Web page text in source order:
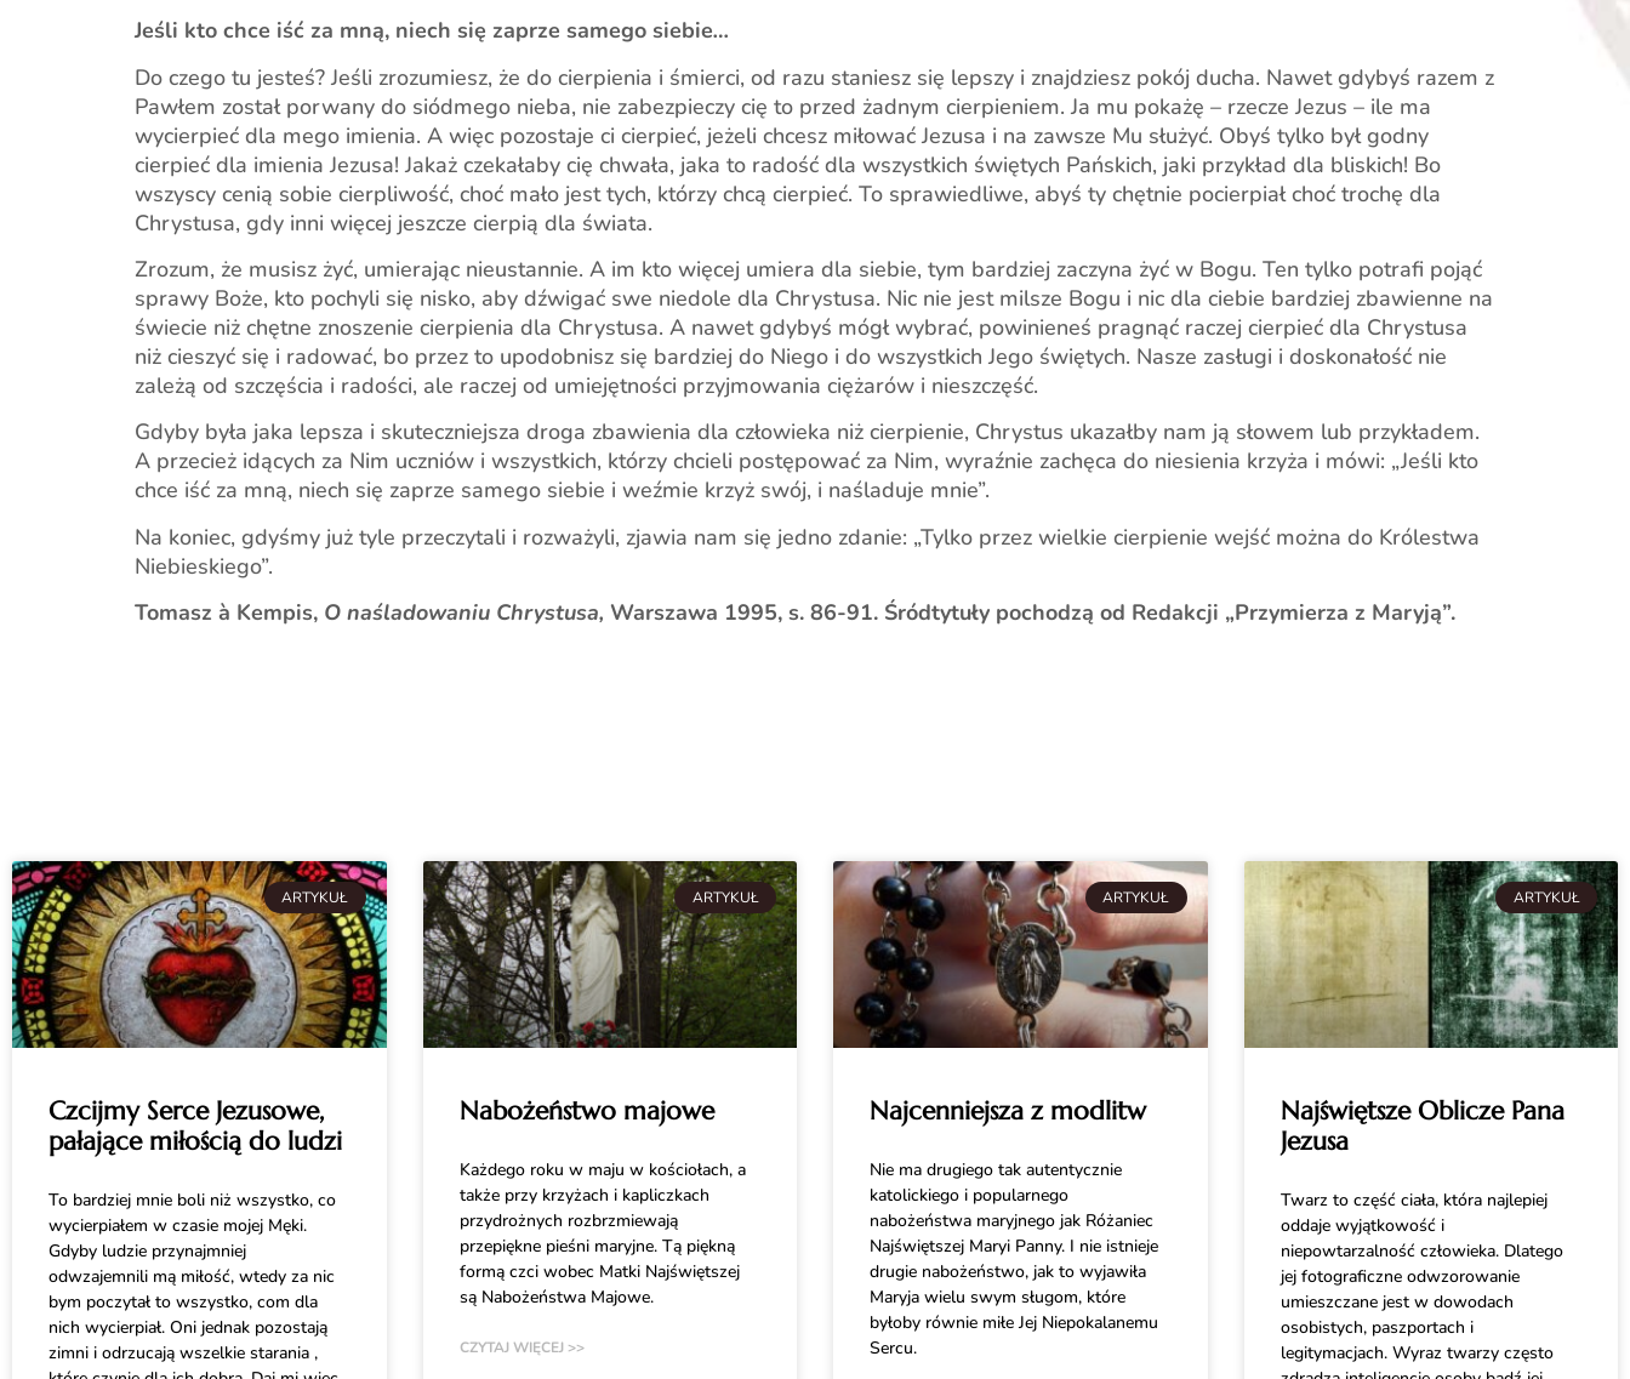
Jeśli kto chce iść za mną, niech się zaprze samego siebie…
Do czego tu jesteś? Jeśli zrozumiesz, że do cierpienia i śmierci, od razu staniesz się lepszy i znajdziesz pokój ducha. Nawet gdybyś razem z
Pawłem został porwany do siódmego nieba, nie zabezpieczy cię to przed żadnym cierpieniem. Ja mu pokażę – rzecze Jezus – ile ma
wycierpieć dla mego imienia. A więc pozostaje ci cierpieć, jeżeli chcesz miłować Jezusa i na zawsze Mu służyć. Obyś tylko był godny
cierpieć dla imienia Jezusa! Jakaż czekałaby cię chwała, jaka to radość dla wszystkich świętych Pańskich, jaki przykład dla bliskich! Bo
wszyscy cenią sobie cierpliwość, choć mało jest tych, którzy chcą cierpieć. To sprawiedliwe, abyś ty chętnie pocierpiał choć trochę dla
Chrystusa, gdy inni więcej jeszcze cierpią dla świata.
Zrozum, że musisz żyć, umierając nieustannie. A im kto więcej umiera dla siebie, tym bardziej zaczyna żyć w Bogu. Ten tylko potrafi pojąć
sprawy Boże, kto pochyli się nisko, aby dźwigać swe niedole dla Chrystusa. Nic nie jest milsze Bogu i nic dla ciebie bardziej zbawienne na
świecie niż chętne znoszenie cierpienia dla Chrystusa. A nawet gdybyś mógł wybrać, powinieneś pragnąć raczej cierpieć dla Chrystusa
niż cieszyć się i radować, bo przez to upodobnisz się bardziej do Niego i do wszystkich Jego świętych. Nasze zasługi i doskonałość nie
zależą od szczęścia i radości, ale raczej od umiejętności przyjmowania ciężarów i nieszczęść.
Gdyby była jaka lepsza i skuteczniejsza droga zbawienia dla człowieka niż cierpienie, Chrystus ukazałby nam ją słowem lub przykładem.
A przecież idących za Nim uczniów i wszystkich, którzy chcieli postępować za Nim, wyraźnie zachęca do niesienia krzyża i mówi: „Jeśli kto
chce iść za mną, niech się zaprze samego siebie i weźmie krzyż swój, i naśladuje mnie”.
Na koniec, gdyśmy już tyle przeczytali i rozważyli, zjawia nam się jedno zdanie: „Tylko przez wielkie cierpienie wejść można do Królestwa
Niebieskiego”.
Tomasz à Kempis, O naśladowaniu Chrystusa, Warszawa 1995, s. 86-91. Śródtytuły pochodzą od Redakcji „Przymierza z Maryją”.
ARTYKUŁ
Czcijmy Serce Jezusowe,
pałające miłością do ludzi
To bardziej mnie boli niż wszystko, co
wycierpiałem w czasie mojej Męki.
Gdyby ludzie przynajmniej
odwzajemnili mą miłość, wtedy za nic
bym poczytał to wszystko, com dla
nich wycierpiał. Oni jednak pozostają
zimni i odrzucają wszelkie starania ,
ARTYKUŁ
Nabożeństwo majowe
Każdego roku w maju w kościołach, a
także przy krzyżach i kapliczkach
przydrożnych rozbrzmiewają
przepiękne pieśni maryjne. Tą piękną
formą czci wobec Matki Najświętszej
są Nabożeństwa Majowe.
CZYTAJ WIĘCEJ >>
ARTYKUŁ
Najcenniejsza z modlitw
Nie ma drugiego tak autentycznie
katolickiego i popularnego
nabożeństwa maryjnego jak Różaniec
Najświętszej Maryi Panny. I nie istnieje
drugie nabożeństwo, jak to wyjawiła
Maryja wielu swym sługom, które
byłoby równie miłe Jej Niepokalanemu
Sercu.
ARTYKUŁ
Najświętsze Oblicze Pana
Jezusa
Twarz to część ciała, która najlepiej
oddaje wyjątkowość i
niepowtarzalność człowieka. Dlatego
jej fotograficzne odwzorowanie
umieszczane jest w dowodach
osobistych, paszportach i
legitymacjach. Wyraz twarzy często